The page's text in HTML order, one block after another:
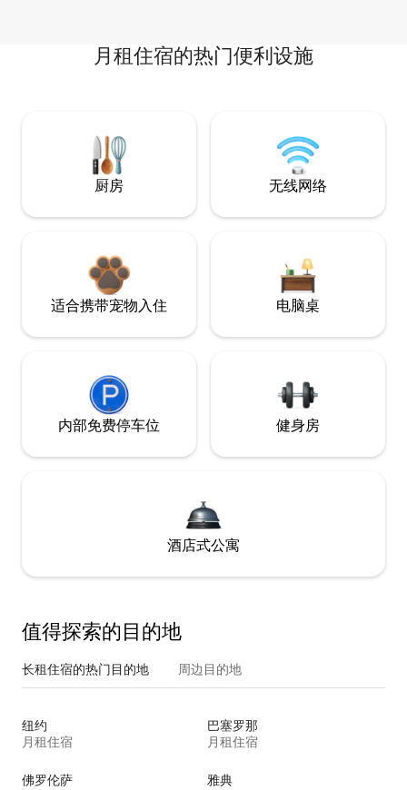
月租住宿的热门便利设施
厨房 无线网络
适合携带宠物入住 电脑桌
内部免费停车位 健身房
酒店式公寓
值得探索的目的地
长租住宿的热门目的地 周边目的地
纽约
月租住宿
巴塞罗那
月租住宿
佛罗伦萨
雅典